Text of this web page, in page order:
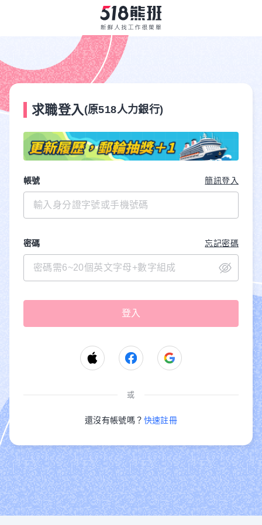
求職登入 (原518人力銀行)
帳號 簡訊登入
密碼 忘記密碼
或
還沒有帳號嗎？ 快速註冊